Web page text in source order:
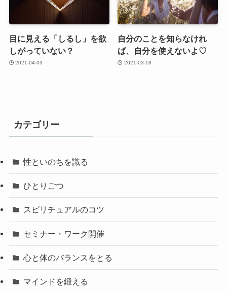
目に見える「しるし」を欲
しがっていない？
2021-04-09
自分のことを知らなけれ
ば、自分を使えないよ♡
2021-03-18
カテゴリー
性といのちを識る
ひとりごつ
スピリチュアルのコツ
セミナー・ワーク開催
心と体のバランスをとる
マインドを鍛える